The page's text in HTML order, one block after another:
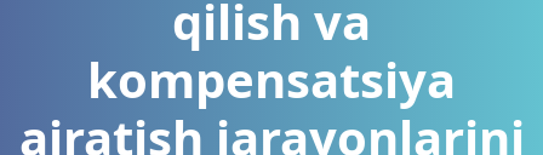
qilish va
kompensatsiya
ajratish jarayonlarini